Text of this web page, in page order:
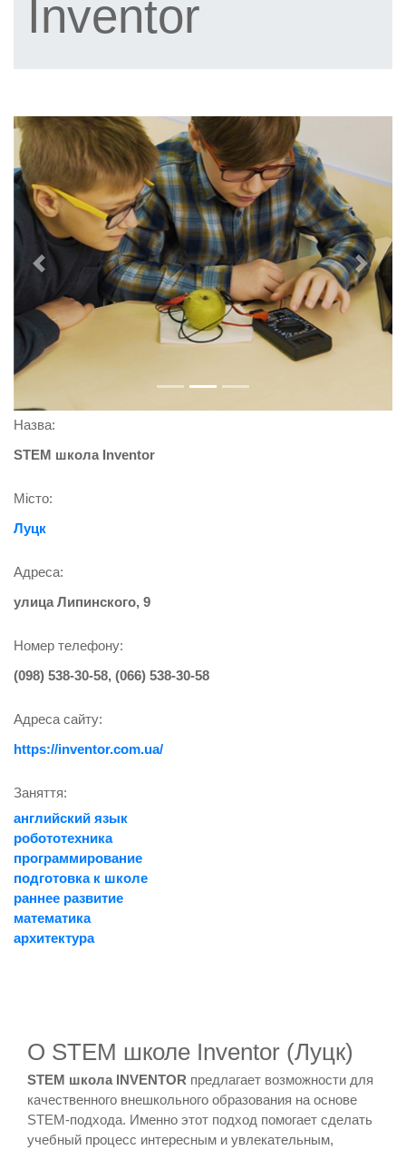
Inventor
Previous Next
Назва:
STEM школа Inventor
Місто:
Луцк
Адреса:
улица Липинского, 9
Номер телефону:
(098) 538-30-58, (066) 538-30-58
Адреса сайту:
https://inventor.com.ua/
Заняття:
английский язык
робототехника
программирование
подготовка к школе
раннее развитие
математика
архитектура
О STEM школе Inventor (Луцк)
STEM школа INVENTOR предлагает возможности для
качественного внешкольного образования на основе
STEM-подхода. Именно этот подход помогает сделать
учебный процесс интересным и увлекательным,